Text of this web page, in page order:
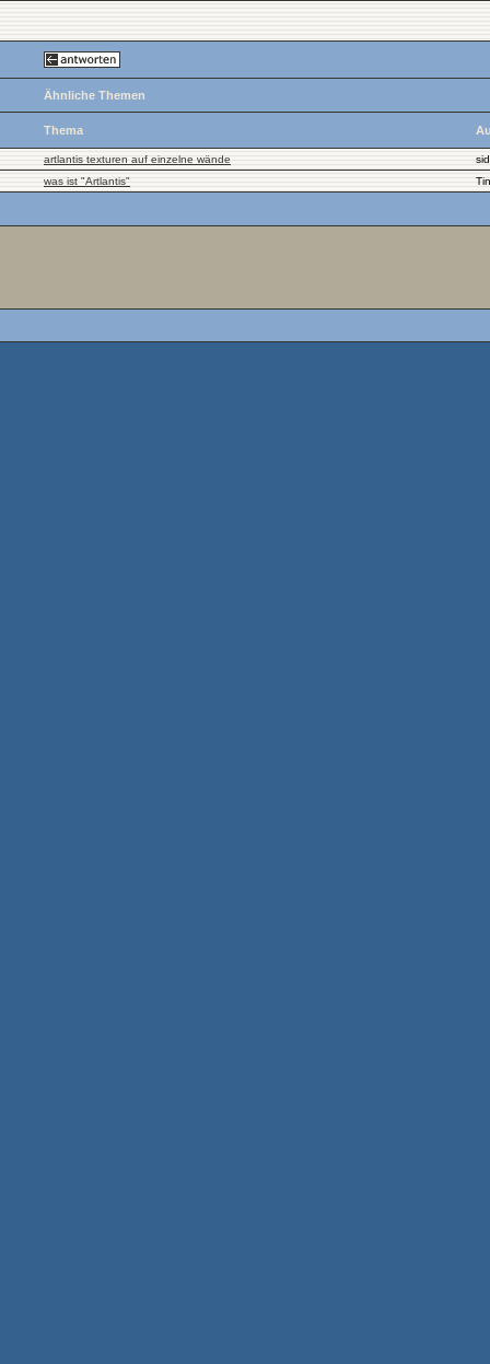
Ähnliche Themen
Thema
artlantis texturen auf einzelne wände
sid
was ist "Artlantis"